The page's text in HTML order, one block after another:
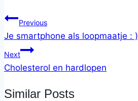
Previous
Je smartphone als loopmaatje : )
Next
Cholesterol en hardlopen
Similar Posts